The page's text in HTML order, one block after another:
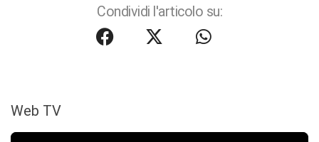
Condividi l'articolo su:
Web TV